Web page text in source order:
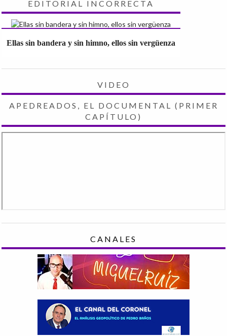
EDITORIAL INCORRECTA
Ellas sin bandera y sin himno, ellos sin vergüenza
VIDEO
APEDREADOS, EL DOCUMENTAL (PRIMER
CAPÍTULO)
CANALES